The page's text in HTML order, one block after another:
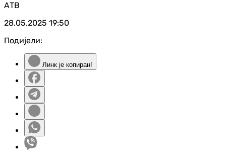
АТВ
28.05.2025 19:50
Подијели:
Линк је копиран!